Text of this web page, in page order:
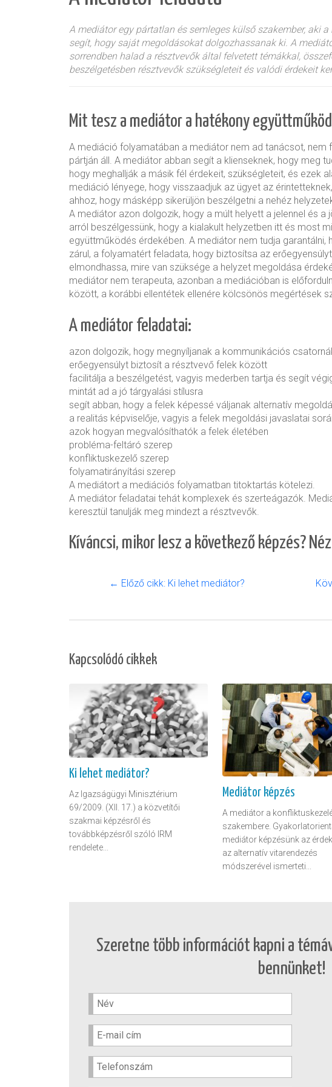
A mediátor egy pártatlan és semleges külső szakember, aki
segít, hogy saját megoldásokat dolgozhassanak ki. A
sorrendben halad a résztvevők által felvetett témákkal,
beszélgetésben résztvevők szükségleteit és valódi érdekeit
Mit tesz a mediátor a hatékony
A mediáció folyamatában a mediátor nem ad tanácsot, nem
pártján áll. A mediátor abban segít a klienseknek, hogy meg
hogy meghallják a másik fél érdekeit, szükségleteit, és ezek
mediáció lényege, hogy visszaadjuk az ügyet az érintetteknek
ahhoz, hogy másképp sikerüljön beszélgetni a nehéz
A mediátor azon dolgozik, hogy a múlt helyett a jelennel és
arról beszélgessünk, hogy a kialakult helyzetben itt és most
együttműködés érdekében. A mediátor nem tudja
zárul, a folyamatért feladata, hogy biztosítsa az
elmondhassa, mire van szüksége a helyzet megoldása
mediátor nem terapeuta, azonban a mediációban is
között, a korábbi ellentétek ellenére kölcsönös megértések
A mediátor feladatai:
azon dolgozik, hogy megnyíljanak a kommunikációs
erőegyensúlyt biztosít a résztvevő felek között
facilitálja a beszélgetést, vagyis mederben tartja és segít
mintát ad a jó tárgyalási stílusra
segít abban, hogy a felek képessé váljanak alternatív
a realitás képviselője, vagyis a felek megoldási javaslatai
azok hogyan megvalósíthatók a felek életében
probléma-feltáró szerep
konfliktuskezelő szerep
folyamatirányítási szerep
A mediátort a mediációs folyamatban titoktartás kötelezi.
A mediátor feladatai tehát komplexek és szerteágazók.
keresztül tanulják meg mindezt a résztvevők.
Kíváncsi, mikor lesz a következő képzés?
← Előző cikk: Ki lehet mediátor?
Kapcsolódó cikkek
Ki lehet mediátor?
Az Igazságügyi Minisztérium
69/2009. (XII. 17.) a közvetítői
szakmai képzésről és
továbbképzésről szóló IRM
rendelete...
Mediátor képzés
A mediátor a
szakembere.
mediátor képzésünk az
az alternatív vitarendezés
módszerével ismerteti...
Szeretne több információt kapni a
bennünket!